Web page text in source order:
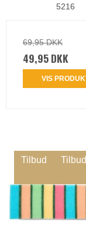
5216
69,95 DKK
49,95 DKK
VIS
Tilbud Tilbud